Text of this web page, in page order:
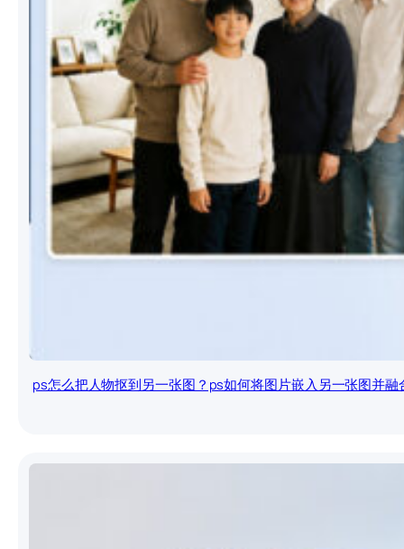
ps怎么把人物抠到另一张图？ps如何将图片嵌入另一张图并融